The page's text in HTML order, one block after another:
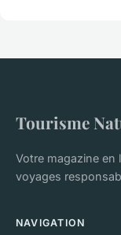
Tourisme
Votre magazine en
voyages
NAVIGATION